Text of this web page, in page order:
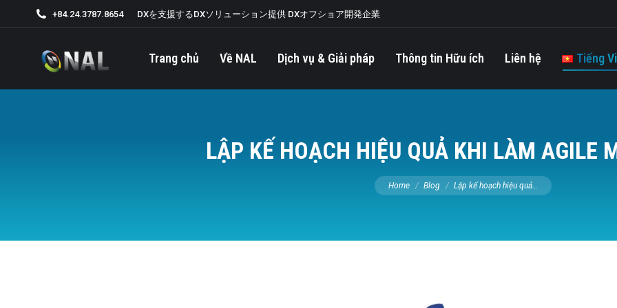
+84.24.3787.8654 DXを支援するDXソリューション提供 DXオフショア開発企業
Trang chủ Về NAL Dịch vụ & Giải pháp Thông tin Hữu ích Liên hệ Tiếng
LẬP KẾ HOẠCH HIỆU QUẢ KHI LÀM AGILE
You are here:
Home Blog Lập kế hoạch hiệu quả…